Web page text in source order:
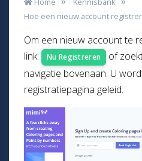
Hoe een nieuw account
Om een ​​nieuw account te
link:
Nu Registreren
of
navigatie bovenaan. U
registratiepagina geleid.